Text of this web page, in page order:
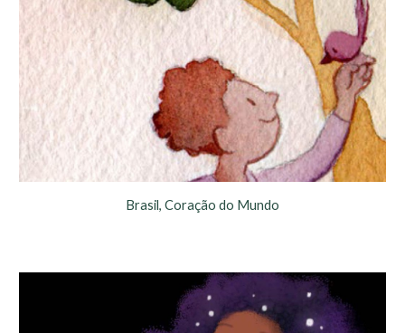
Brasil, Coração do Mundo